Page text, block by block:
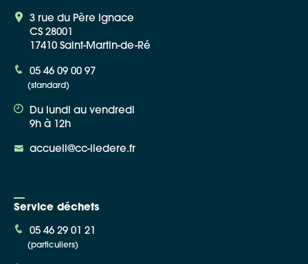
3 rue du Père Ignace
CS 28001
17410 Saint-Martin-de-Ré
05 46 09 00 97
(standard)
Du lundi au vendredi
9h à 12h
accueil@cc-iledere.fr
Service déchets
05 46 29 01 21
(particuliers)